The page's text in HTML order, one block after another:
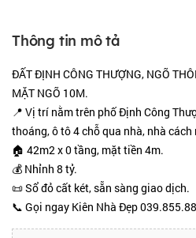
Thông tin mô tả
ĐẤT ĐỊNH CÔNG THƯỢNG, NGÕ
MẶT NGÕ 10M.
📍 Vị trí nằm trên phố Định Công
thoáng, ô tô 4 chỗ qua nhà, nhà
🏠 42m2 x 0 tầng, mặt tiền 4m.
💰 Nhỉnh 8 tỷ.
📜 Sổ đỏ cất két, sẵn sàng giao dịch.
📞 Gọi ngay Kiên Nhà Đẹp